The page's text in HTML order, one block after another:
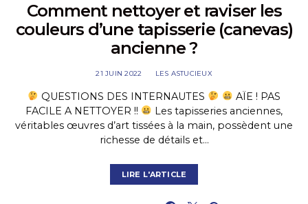
Comment nettoyer et raviser les
couleurs d’une tapisserie (canevas)
ancienne ?
21 JUIN 2022 LES ASTUCIEUX
QUESTIONS DES INTERNAUTES
AÏE ! PAS
FACILE A NETTOYER !!
Les tapisseries anciennes,
véritables œuvres d’art tissées à la main, possèdent une
richesse de détails et…
LIRE L'ARTICLE